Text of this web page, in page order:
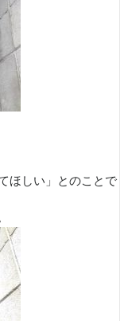
ほしい」とのことで